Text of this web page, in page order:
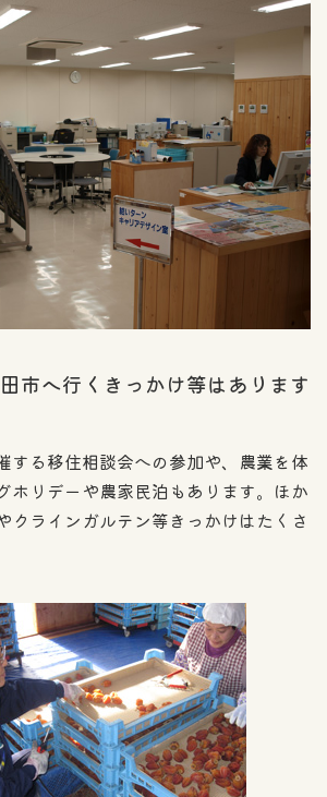
市へ行くきっかけ等はあります
する移住相談会への参加や、農業を体
ホリデーや農家民泊もあります。ほか
クラインガルテン等きっかけはたくさ